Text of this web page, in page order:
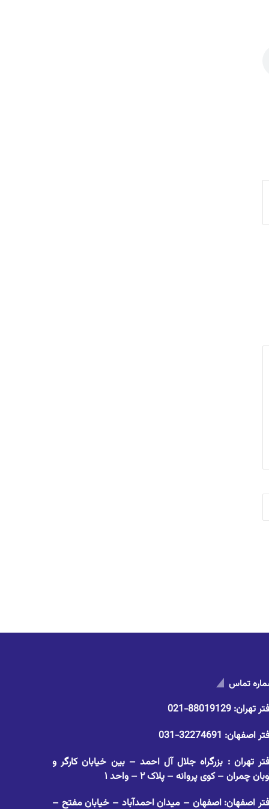
تماس
تهران: 88019129-021
اصفهان: 32274691-031
تهران : بزرگراه جلال آل احمد – بین خیابان کارگر و
چمران – کوی پروانه – پلاک ۲ – واحد ۱
اصفهان: اصفهان – میدان احمدآباد – خیابان مفتح –